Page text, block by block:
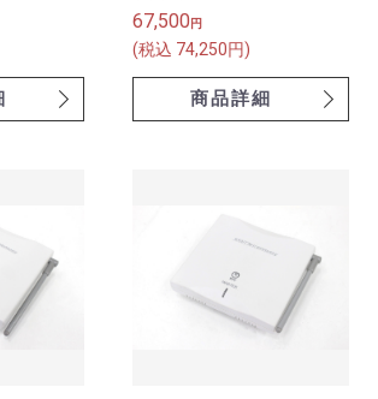
ーユニッ
マルチゾーン3chマスター
接続装置 スター配線用
67,500 円
(税込 74,250円)
商品詳細